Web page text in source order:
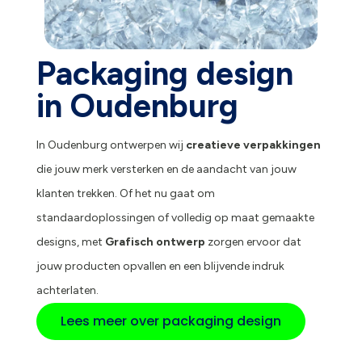
Packaging design
in Oudenburg
In Oudenburg ontwerpen wij creatieve verpakkingen
die jouw merk versterken en de aandacht van jouw
klanten trekken. Of het nu gaat om
standaardoplossingen of volledig op maat gemaakte
designs, met Grafisch ontwerp zorgen ervoor dat
jouw producten opvallen en een blijvende indruk
achterlaten.
Lees meer over packaging design